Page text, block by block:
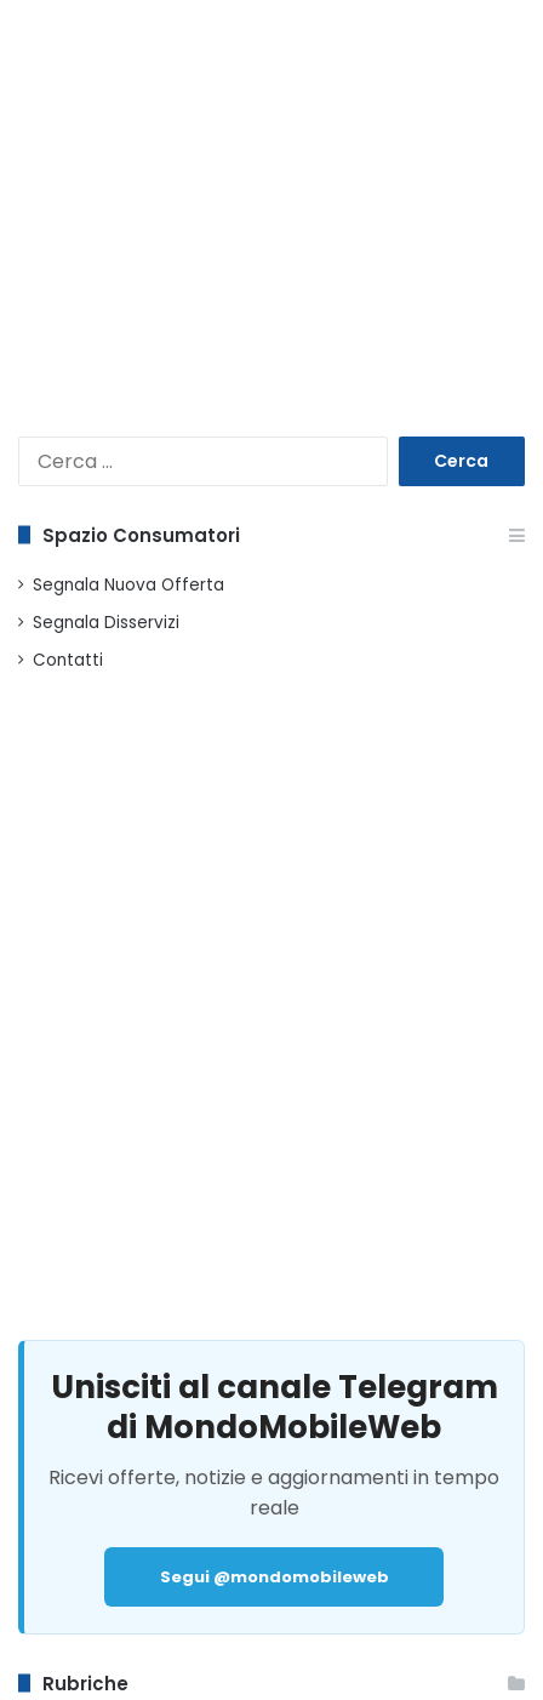
Spazio Consumatori
Segnala Nuova Offerta
Segnala Disservizi
Contatti
Unisciti al canale Telegram
di MondoMobileWeb
Ricevi offerte, notizie e aggiornamenti in tempo
reale
Segui @mondomobileweb
Rubriche